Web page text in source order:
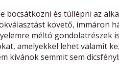
bocsátkozni és túllépni az
követő, immáron
méltó gondolatrészek
amelyekkel lehet valamit
kívánok semmit sem